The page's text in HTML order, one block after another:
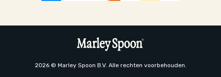
2026 © Marley Spoon B.V. Alle rechten voorbehouden.